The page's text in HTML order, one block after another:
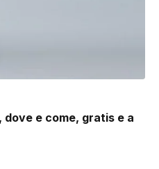
e come, gratis e a